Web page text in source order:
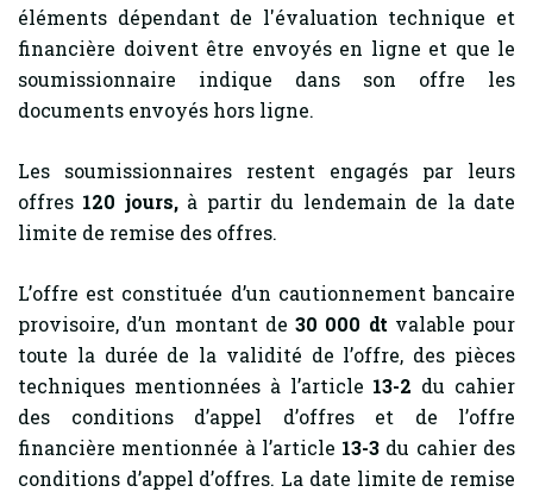
éléments dépendant de l'évaluation technique et
financière doivent être envoyés en ligne et que le
soumissionnaire indique dans son offre les
documents envoyés hors ligne.
Les soumissionnaires restent engagés par leurs
offres 120 jours,à partir du lendemain de la date
limite de remise des offres.
L’offre est constituée d’un cautionnement bancaire
provisoire, d’un montant de 30 000 dt valable pour
toute la durée de la validité de l’offre, des pièces
techniques mentionnées à l’article 13-2 du cahier
des conditions d’appel d’offres et de l’offre
financière mentionnée à l’article 13-3 du cahier des
conditions d’appel d’offres. La date limite de remise